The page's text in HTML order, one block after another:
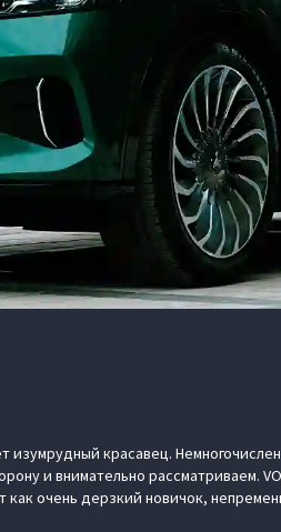
красавец.
и внимательно рассматриваем.
как очень дерзкий новичок,